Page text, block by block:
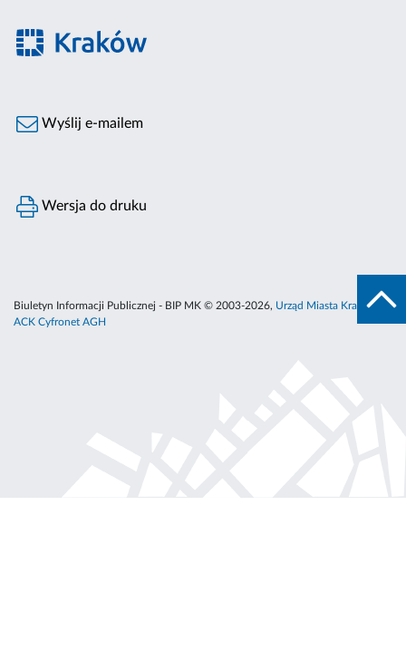
Wyślij e-mailem
Wersja do druku
Biuletyn Informacji Publicznej - BIP MK © 2003-2026, Urząd Miasta Krakowa
ACK Cyfronet AGH